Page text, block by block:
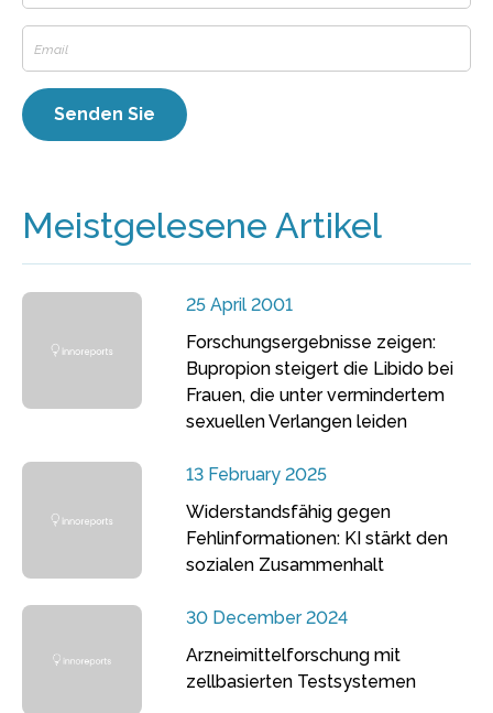
Meistgelesene Artikel
25 April 2001
Forschungsergebnisse zeigen:
Bupropion steigert die Libido bei
Frauen, die unter vermindertem
sexuellen Verlangen leiden
13 February 2025
Widerstandsfähig gegen
Fehlinformationen: KI stärkt den
sozialen Zusammenhalt
30 December 2024
Arzneimittelforschung mit
zellbasierten Testsystemen